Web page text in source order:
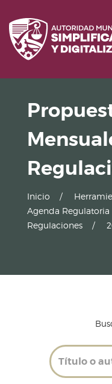
Inicio
Agenda Regulatoria
Regulaciones